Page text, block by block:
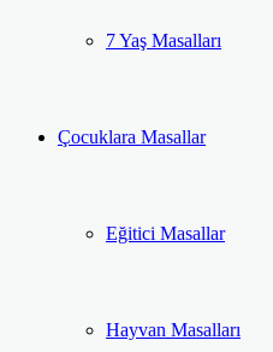
7 Yaş Masalları
Çocuklara Masallar
Eğitici Masallar
Hayvan Masalları